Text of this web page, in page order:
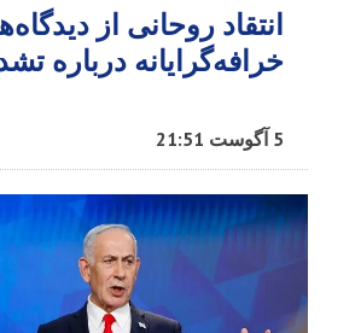
انتقاد روحانی از
خرافه‌گرایانه درباره
5 آگوست 21:51